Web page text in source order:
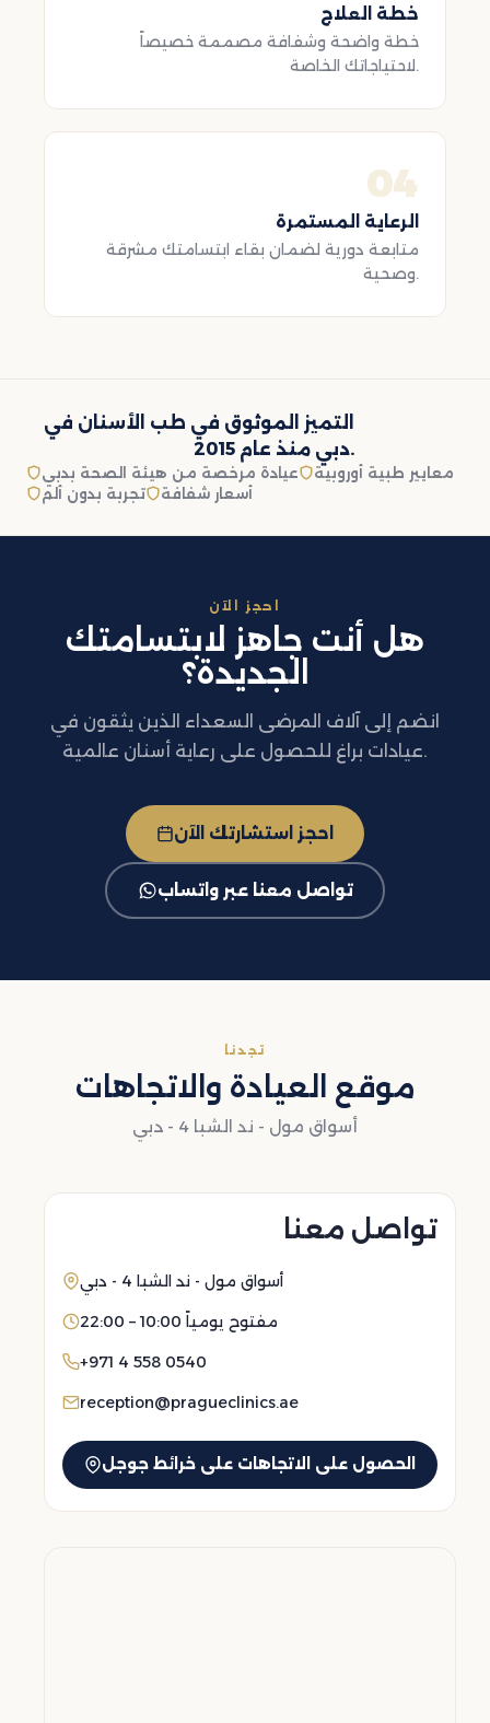
خطة العلاج
خطة واضحة وشفافة مصممة خصيصاً
لاحتياجاتك الخاصة.
04
الرعاية المستمرة
متابعة دورية لضمان بقاء ابتسامتك مشرقة
وصحية.
التميز الموثوق في طب الأسنان في
دبي منذ عام 2015.
عيادة مرخصة من هيئة الصحة بدبي
معايير طبية أوروبية
تجربة بدون ألم
أسعار شفافة
احجز الآن
هل أنت جاهز لابتسامتك
الجديدة؟
انضم إلى آلاف المرضى السعداء الذين يثقون في
عيادات براغ للحصول على رعاية أسنان عالمية.
احجز استشارتك الآن
تواصل معنا عبر واتساب
تجدنا
موقع العيادة والاتجاهات
أسواق مول - ند الشبا 4 - دبي
تواصل معنا
أسواق مول - ند الشبا 4 - دبي
مفتوح يومياً 10:00 – 22:00
+971 4 558 0540
reception@pragueclinics.ae
الحصول على الاتجاهات على خرائط جوجل